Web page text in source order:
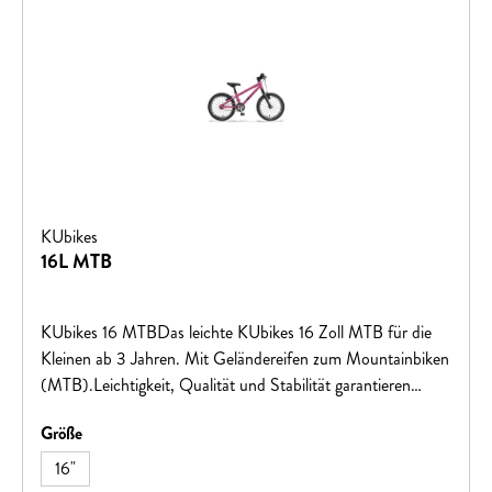
KUbikes
16L MTB
KUbikes 16 MTBDas leichte KUbikes 16 Zoll MTB für die
Kleinen ab 3 Jahren. Mit Geländereifen zum Mountainbiken
(MTB).Leichtigkeit, Qualität und Stabilität garantieren
für kleine BikerViele tolle Farben: freches Grün, leuchtendes
Orange, cooles Mattschwarz, feuriges Rot oder intensives
Größeauswählen
16"